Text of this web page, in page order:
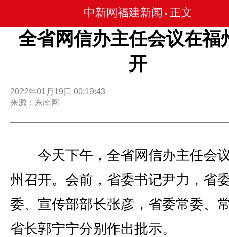
中新网福建新闻 • 正文
全省网信办主任会议在福
开
2022年01月19日 00:19:43
来源：东南网
今天下午，全省网信办主任会
州召开。会前，省委书记尹力，省
委、宣传部部长张彦，省委常委、
省长郭宁宁分别作出批示。